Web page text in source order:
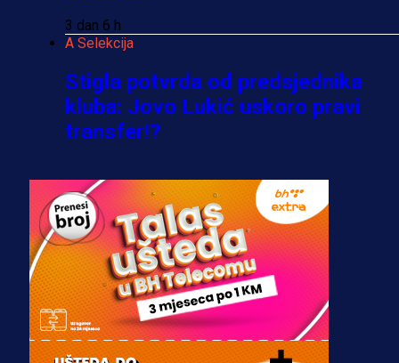
3 dan 6 h
A Selekcija
Stigla potvrda od predsjednika
kluba: Jovo Lukić uskoro pravi
transfer!?
A Selekcija
Zmajevi dobili veliko pojačanje:
Fudbaler Olympiacosa želi obući
dres BiH!
3 sedmica 3 dan
Premijer liga BiH